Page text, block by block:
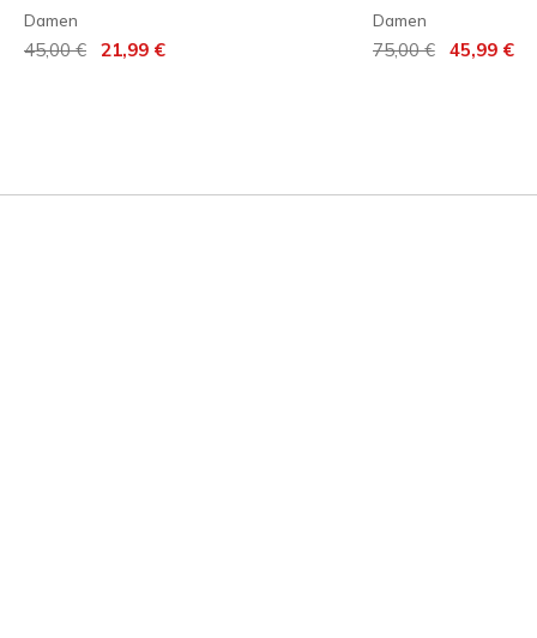
Damen
Reduziert von
45,00 € auf
21,99 €
Damen
Reduziert von
75,00 €auf45,99 €